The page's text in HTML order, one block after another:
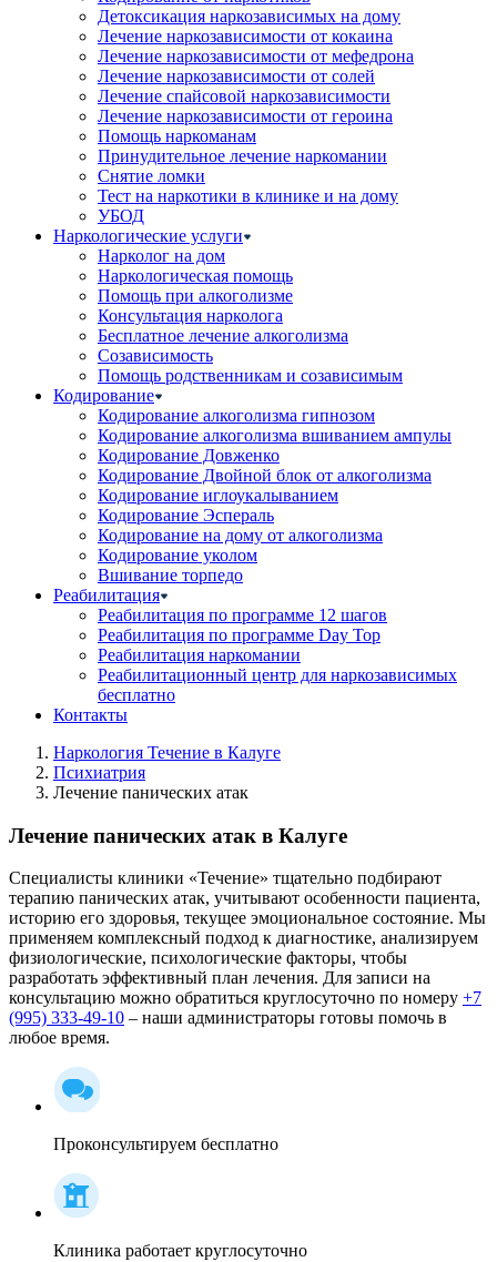
Детоксикация наркозависимых на дому
Лечение наркозависимости от кокаина
Лечение наркозависимости от мефедрона
Лечение наркозависимости от солей
Лечение спайсовой наркозависимости
Лечение наркозависимости от героина
Помощь наркоманам
Принудительное лечение наркомании
Снятие ломки
Тест на наркотики в клинике и на дому
УБОД
Наркологические услуги
Нарколог на дом
Наркологическая помощь
Помощь при алкоголизме
Консультация нарколога
Бесплатное лечение алкоголизма
Созависимость
Помощь родственникам и созависимым
Кодирование
Кодирование алкоголизма гипнозом
Кодирование алкоголизма вшиванием ампулы
Кодирование Довженко
Кодирование Двойной блок от алкоголизма
Кодирование иглоукалыванием
Кодирование Эспераль
Кодирование на дому от алкоголизма
Кодирование уколом
Вшивание торпедо
Реабилитация
Реабилитация по программе 12 шагов
Реабилитация по программе Day Top
Реабилитация наркомании
Реабилитационный центр для наркозависимых
бесплатно
Контакты
Наркология Течение в Калуге
Психиатрия
Лечение панических атак
Лечение панических атак в Калуге
Специалисты клиники «Течение» тщательно подбирают
терапию панических атак, учитывают особенности пациента,
историю его здоровья, текущее эмоциональное состояние. Мы
применяем комплексный подход к диагностике, анализируем
физиологические, психологические факторы, чтобы
разработать эффективный план лечения. Для записи на
консультацию можно обратиться круглосуточно по номеру +7
(995) 333-49-10 – наши администраторы готовы помочь в
любое время.
Проконсультируем бесплатно
Клиника работает круглосуточно